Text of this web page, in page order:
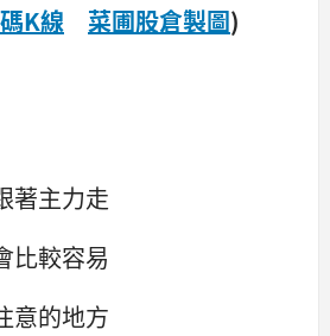
K線 菜圃股倉製圖)
著主力走
比較容易
意的地方